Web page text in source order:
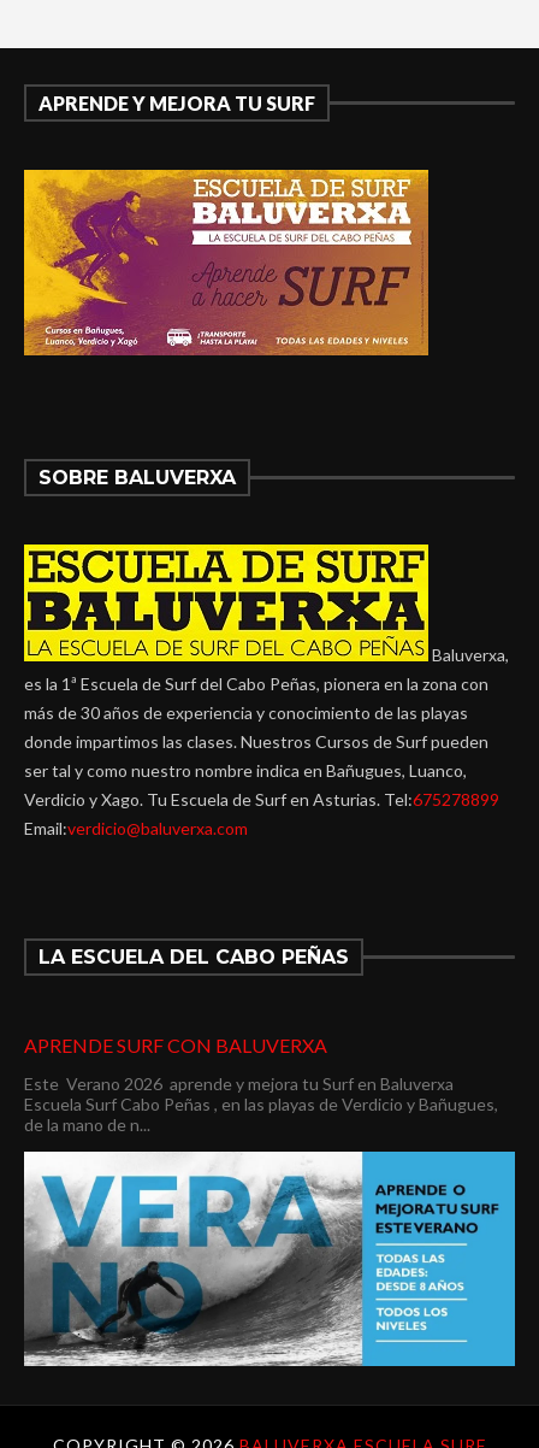
APRENDE Y MEJORA TU SURF
SOBRE BALUVERXA
Baluverxa,
es la 1ª Escuela de Surf del Cabo Peñas, pionera en la zona con
más de 30 años de experiencia y conocimiento de las playas
donde impartimos las clases. Nuestros Cursos de Surf pueden
ser tal y como nuestro nombre indica en Bañugues, Luanco,
Verdicio y Xago. Tu Escuela de Surf en Asturias. Tel:675278899
Email:verdicio@baluverxa.com
LA ESCUELA DEL CABO PEÑAS
APRENDE SURF CON BALUVERXA
Este Verano 2026 aprende y mejora tu Surf en Baluverxa
Escuela Surf Cabo Peñas , en las playas de Verdicio y Bañugues,
de la mano de n...